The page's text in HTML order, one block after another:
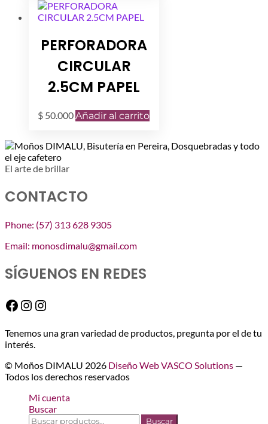
$ 20.000.
PERFORADORA
CIRCULAR
2.5CM PAPEL
$ 50.000Añadir al carrito
El arte de brillar
CONTACTO
Phone: (57) 313 628 9305
Email: monosdimalu@gmail.com
SÍGUENOS EN REDES
Facebook
Instagram
Instagram
Tenemos una gran variedad de productos, pregunta por el de tu
interés.
© Moños DIMALU 2026 Diseño Web VASCO Solutions —
Todos los derechos reservados
Mi cuenta
Buscar
Buscar
Buscar